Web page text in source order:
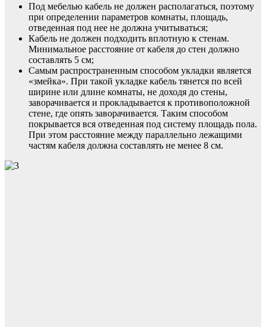
Под мебелью кабель не должен располагаться, поэтому
при определении параметров комнаты, площадь,
отведенная под нее не должна учитываться;
Кабель не должен подходить вплотную к стенам.
Минимальное расстояние от кабеля до стен должно
составлять 5 см;
Самым распространенным способом укладки является
«змейка». При такой укладке кабель тянется по всей
ширине или длине комнаты, не доходя до стены,
заворачивается и прокладывается к противоположной
стене, где опять заворачивается. Таким способом
покрывается вся отведенная под систему площадь пола.
При этом расстояние между параллельно лежащими
частям кабеля должна составлять не менее 8 см.